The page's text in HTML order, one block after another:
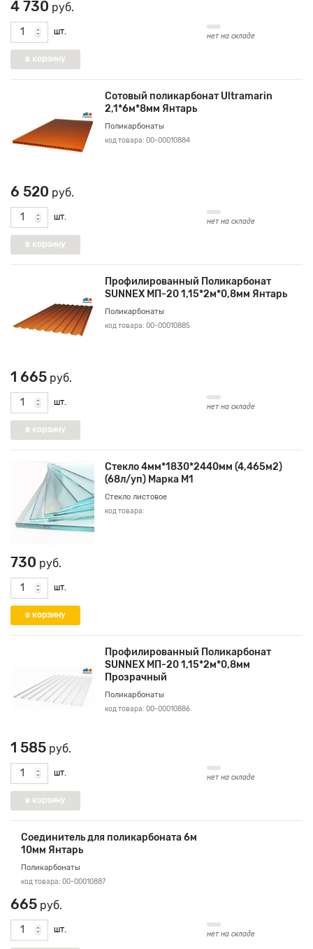
4 730 руб.
шт. нет на складе
Сотовый поликарбонат Ultramarin
2,1*6м*8мм Янтарь
Поликарбонаты
код товара: 00-00010884
6 520 руб.
шт. нет на складе
Профилированный Поликарбонат
SUNNEX МП-20 1,15*2м*0,8мм Янтарь
Поликарбонаты
код товара: 00-00010885
1 665 руб.
шт. нет на складе
Стекло 4мм*1830*2440мм (4,465м2)
(68л/уп) Марка М1
Стекло листовое
код товара:
730 руб.
шт.
Профилированный Поликарбонат
SUNNEX МП-20 1,15*2м*0,8мм
Прозрачный
Поликарбонаты
код товара: 00-00010886
1 585 руб.
шт. нет на складе
Соединитель для поликарбоната 6м
10мм Янтарь
Поликарбонаты
код товара: 00-00010887
665 руб.
шт. нет на складе